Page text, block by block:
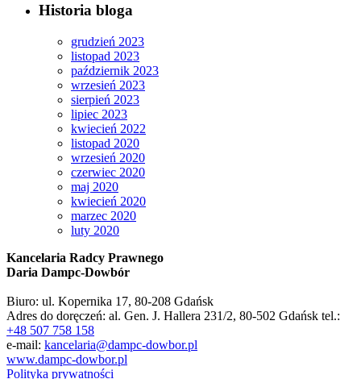
Historia bloga
grudzień 2023
listopad 2023
październik 2023
wrzesień 2023
sierpień 2023
lipiec 2023
kwiecień 2022
listopad 2020
wrzesień 2020
czerwiec 2020
maj 2020
kwiecień 2020
marzec 2020
luty 2020
Kancelaria Radcy Prawnego
Daria Dampc-Dowbór
Biuro: ul. Kopernika 17, 80-208 Gdańsk
Adres do doręczeń: al. Gen. J. Hallera 231/2, 80-502 Gdańsk tel.:
+48 507 758 158
e-mail: kancelaria@dampc-dowbor.pl
www.dampc-dowbor.pl
Polityka prywatności